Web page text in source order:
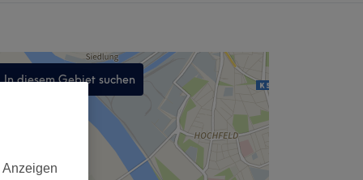
In diesem Gebiet suchen